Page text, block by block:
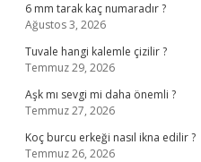
6 mm tarak kaç numaradır ?
Ağustos 3, 2026
Tuvale hangi kalemle çizilir ?
Temmuz 29, 2026
Aşk mı sevgi mi daha önemli ?
Temmuz 27, 2026
Koç burcu erkeği nasıl ikna edilir ?
Temmuz 26, 2026